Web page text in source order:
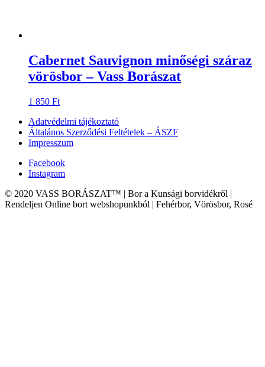
Cabernet Sauvignon minőségi száraz
vörösbor – Vass Borászat
1 850 Ft
Adatvédelmi tájékoztató
Általános Szerződési Feltételek – ÁSZF
Impresszum
Facebook
Instagram
© 2020 VASS BORÁSZAT™ | Bor a Kunsági borvidékről |
Rendeljen Online bort webshopunkból | Fehérbor, Vörösbor, Rosé